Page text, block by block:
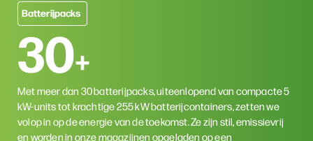
Batterijpacks
30+
Met meer dan 30 batterijpacks, uiteenlopend van compacte 5
kW-units tot krachtige 255 kW batterijcontainers, zetten we
volop in op de energie van de toekomst. Ze zijn stil, emissievrij
en worden in onze magazijnen opgeladen op een